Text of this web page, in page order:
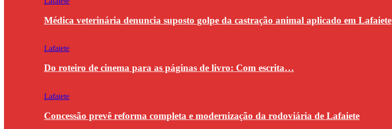
Médica veterinária denuncia suposto golpe da castração animal aplicado em Lafaiete
Lafaiete
Do roteiro de cinema para as páginas de livro: Com escrita…
Lafaiete
Concessão prevê reforma completa e modernização da rodoviária de Lafaiete